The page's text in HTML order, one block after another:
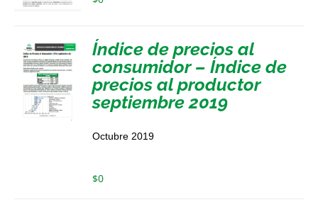
Índice de precios al
consumidor – Índice de
precios al productor
septiembre 2019
Octubre 2019
$0